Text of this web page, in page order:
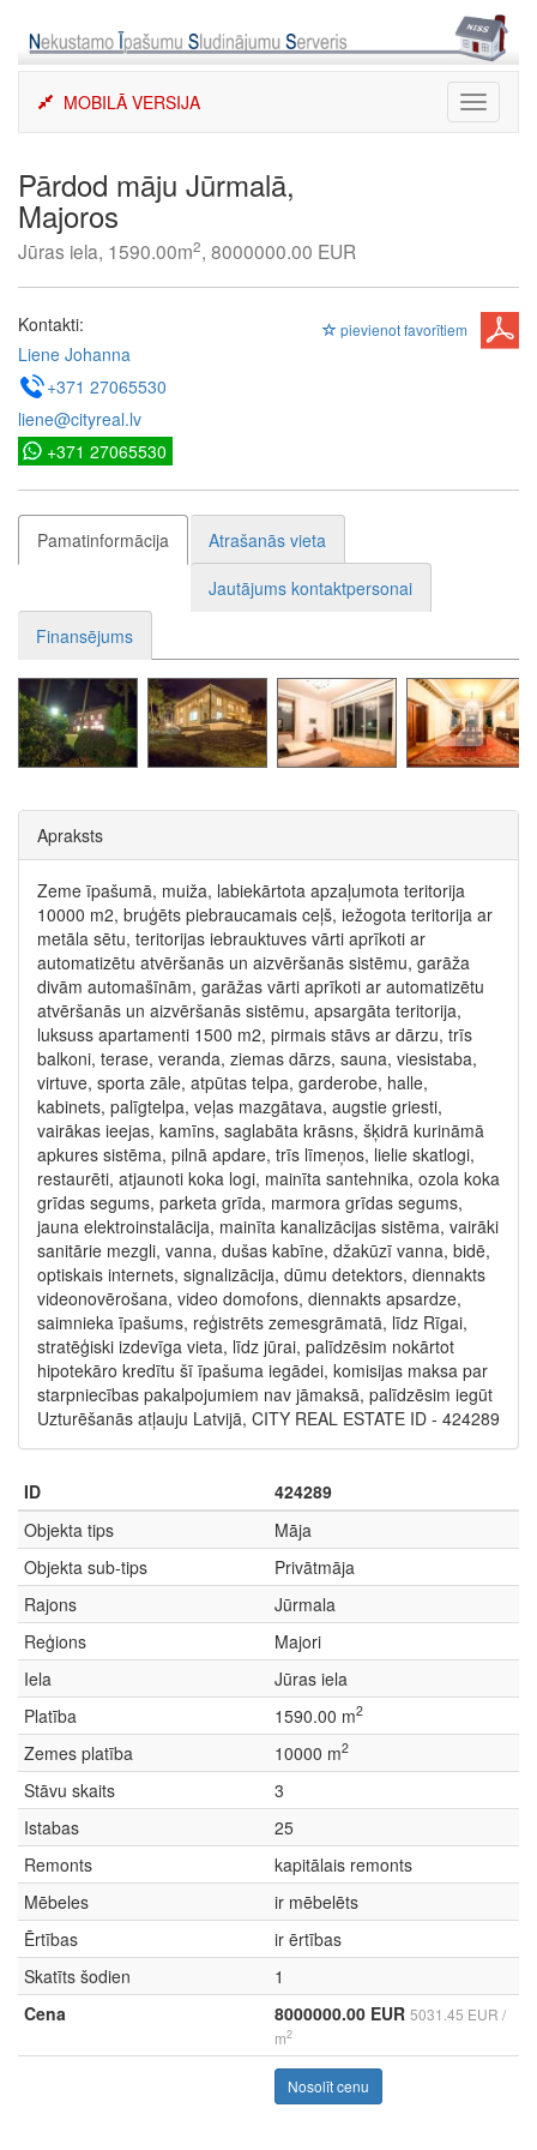
content
Toggle
MOBILĀ VERSIJA
Pārdod māju Jūrmalā,
Majoros
Jūras iela, 1590.00m2, 8000000.00 EUR
pievienot favorītiem
Kontakti:
Liene Johanna
+371 27065530
liene@cityreal.lv
+371 27065530
Pamatinformācija
Atrašanās vieta
Jautājums kontaktpersonai
Finansējums
Apraksts
Zeme īpašumā, muiža, labiekārtota apzaļumota teritorija
10000 m2, bruģēts piebraucamais ceļš, iežogota teritorija ar
metāla sētu, teritorijas iebrauktuves vārti aprīkoti ar
automatizētu atvēršanās un aizvēršanās sistēmu, garāža
divām automašīnām, garāžas vārti aprīkoti ar automatizētu
atvēršanās un aizvēršanās sistēmu, apsargāta teritorija,
luksuss apartamenti 1500 m2, pirmais stāvs ar dārzu, trīs
balkoni, terase, veranda, ziemas dārzs, sauna, viesistaba,
virtuve, sporta zāle, atpūtas telpa, garderobe, halle,
kabinets, palīgtelpa, veļas mazgātava, augstie griesti,
vairākas ieejas, kamīns, saglabāta krāsns, šķidrā kurināmā
apkures sistēma, pilnā apdare, trīs līmeņos, lielie skatlogi,
restaurēti, atjaunoti koka logi, mainīta santehnika, ozola koka
grīdas segums, parketa grīda, marmora grīdas segums,
jauna elektroinstalācija, mainīta kanalizācijas sistēma, vairāki
sanitārie mezgli, vanna, dušas kabīne, džakūzī vanna, bidē,
optiskais internets, signalizācija, dūmu detektors, diennakts
videonovērošana, video domofons, diennakts apsardze,
saimnieka īpašums, reģistrēts zemesgrāmatā, līdz Rīgai,
stratēģiski izdevīga vieta, līdz jūrai, palīdzēsim nokārtot
hipotekāro kredītu šī īpašuma iegādei, komisijas maksa par
starpniecības pakalpojumiem nav jāmaksā, palīdzēsim iegūt
Uzturēšanās atļauju Latvijā, CITY REAL ESTATE ID - 424289
ID
424289
Objekta tips
Māja
Objekta sub-tips
Privātmāja
Rajons
Jūrmala
Reģions
Majori
Iela
Jūras iela
Platība
1590.00 m2
Zemes platība 10000 m2
Stāvu skaits
3
Istabas
25
Remonts
kapitālais remonts
Mēbeles
ir mēbelēts
Ērtības
ir ērtības
Skatīts šodien
1
Cena
8000000.00 EUR 5031.45 EUR /
m2
Nosolīt cenu